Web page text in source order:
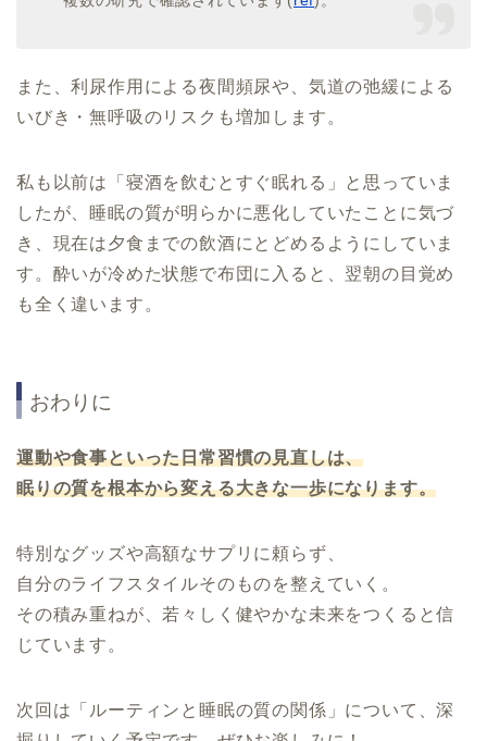
また、利尿作用による夜間頻尿や、気道の弛緩による
いびき・無呼吸のリスクも増加します。
私も以前は「寝酒を飲むとすぐ眠れる」と思っていま
したが、睡眠の質が明らかに悪化していたことに気づ
き、現在は夕食までの飲酒にとどめるようにしていま
す。酔いが冷めた状態で布団に入ると、翌朝の目覚め
も全く違います。
おわりに
運動や食事といった日常習慣の見直しは、
眠りの質を根本から変える大きな一歩になります。
特別なグッズや高額なサプリに頼らず、
自分のライフスタイルそのものを整えていく。
その積み重ねが、若々しく健やかな未来をつくると信
じています。
次回は「ルーティンと睡眠の質の関係」について、深